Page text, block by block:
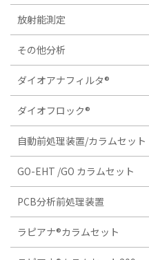
放射能測定
その他分析
ダイオアナフィルタ®
ダイオフロック®
自動前処理装置/カラムセット
GO-EHT /GO カラムセット
PCB分析前処理装置
ラピアナ®カラムセット